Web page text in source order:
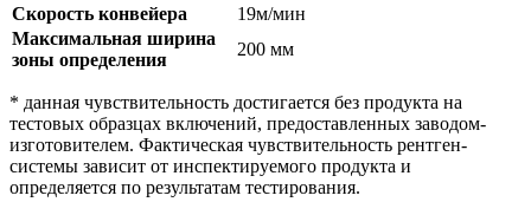
Скорость конвейера
19м/мин
Максимальная ширина
зоны определения
200 мм
* данная чувствительность достигается без продукта на
тестовых образцах включений, предоставленных заводом-
изготовителем. Фактическая чувствительность рентген-
системы зависит от инспектируемого продукта и
определяется по результатам тестирования.